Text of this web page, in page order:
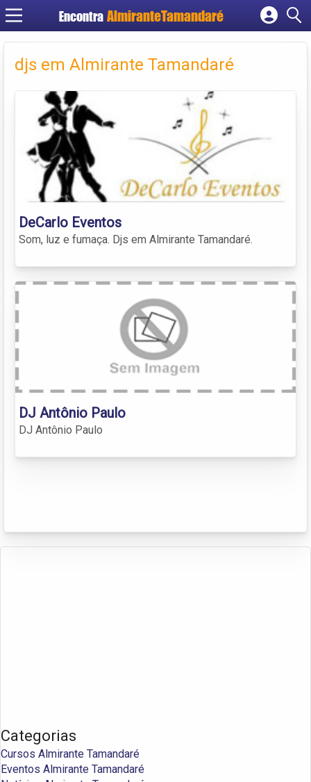
Encontra
Cadastrar empresa
Criar conta
djs em Almirante Tamandaré
DeCarlo Eventos
Som, luz e fumaça. Djs em Almirante Tamandaré.
DJ Antônio Paulo
DJ Antônio Paulo
Categorias
Cursos Almirante Tamandaré
Eventos Almirante Tamandaré